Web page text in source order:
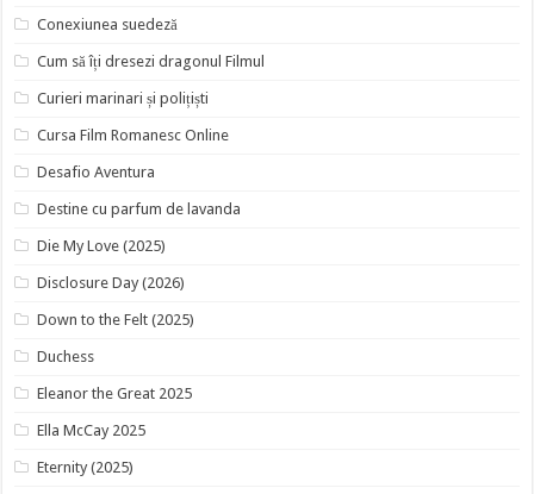
Conexiunea suedeză
Cum să îți dresezi dragonul Filmul
Curieri marinari și polițiști
Cursa Film Romanesc Online
Desafio Aventura
Destine cu parfum de lavanda
Die My Love (2025)
Disclosure Day (2026)
Down to the Felt (2025)
Duchess
Eleanor the Great 2025
Ella McCay 2025
Eternity (2025)